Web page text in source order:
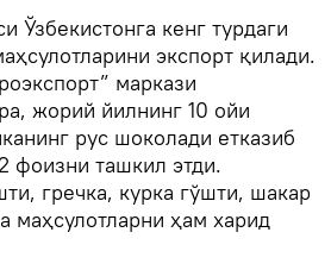
Ўзбекистонга кенг турдаги
экспорт қилади.
маркази
жорий йилнинг 10 ойи
рус шоколади етказиб
фоизни ташкил этди.
гречка, курка гўшти, шакар
маҳсулотларни ҳам харид